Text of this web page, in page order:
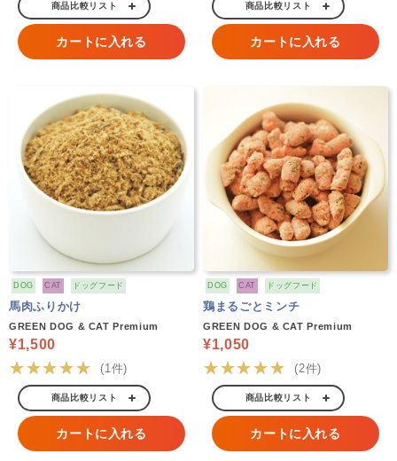
商品比較リスト
カートに入れる
商品比較リスト
カートに入れる
DOG CAT ドッグフード
馬肉ふりかけ
GREEN DOG & CAT Premium
¥1,500
★★★★★ (1件)
商品比較リスト
カートに入れる
DOG CAT ドッグフード
鶏まるごとミンチ
GREEN DOG & CAT Premium
¥1,050
★★★★★ (2件)
商品比較リスト
カートに入れる